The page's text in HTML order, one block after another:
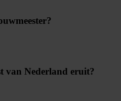
van Nederland eruit?